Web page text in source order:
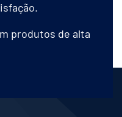
produtos de alta